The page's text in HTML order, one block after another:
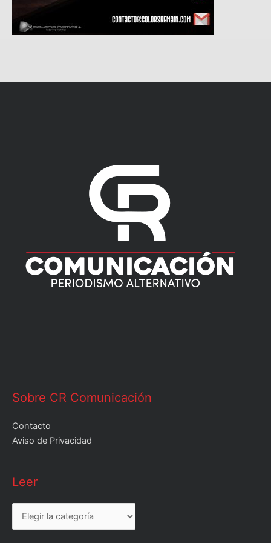
Sobre CR Comunicación
Contacto
Aviso de Privacidad
Leer
Leer